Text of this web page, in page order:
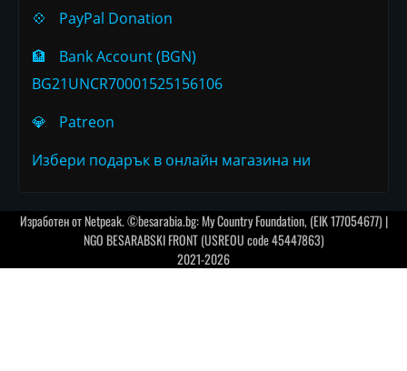
💠
PayPal Donation
🏦
Bank Account (BGN)
BG21UNCR70001525156106
💎
Patreon
Избери подарък в онлайн магазина ни
Изработен отNetpeak. ©besarabia.bg: My Country Foundation, (EIK 177054677) |
NGO BESARABSKI FRONT (USREOU code 45447863)
2021-2026